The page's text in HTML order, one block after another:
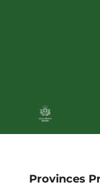
Provinces